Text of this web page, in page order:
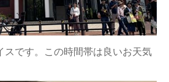
スです。この時間帯は良いお天気